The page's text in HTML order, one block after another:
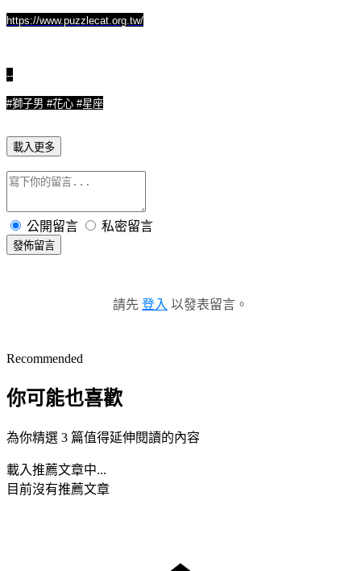
https://www.puzzlecat.org.tw/
--
#獅子男 #花心 #星座
載入更多
公開留言 私密留言
發佈留言
請先 登入 以發表留言。
Recommended
你可能也喜歡
為你精選 3 篇值得延伸閱讀的內容
載入推薦文章中...
目前沒有推薦文章